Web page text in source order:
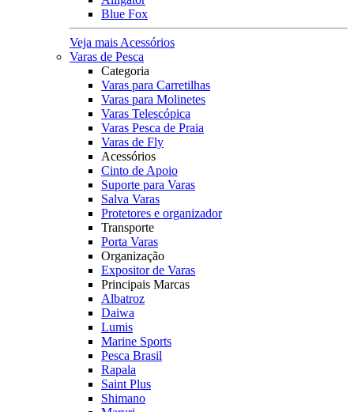
Blue Fox
Veja mais Acessórios
Varas de Pesca
Categoria
Varas para Carretilhas
Varas para Molinetes
Varas Telescópica
Varas Pesca de Praia
Varas de Fly
Acessórios
Cinto de Apoio
Suporte para Varas
Salva Varas
Protetores e organizador
Transporte
Porta Varas
Organização
Expositor de Varas
Principais Marcas
Albatroz
Daiwa
Lumis
Marine Sports
Pesca Brasil
Rapala
Saint Plus
Shimano